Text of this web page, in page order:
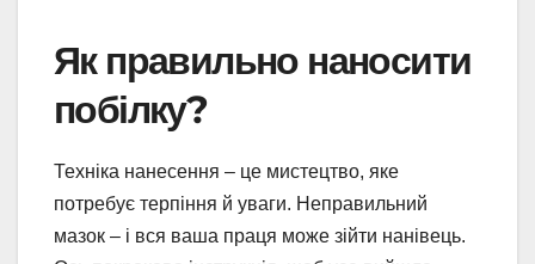
Як правильно наносити
побілку?
Техніка нанесення – це мистецтво, яке
потребує терпіння й уваги. Неправильний
мазок – і вся ваша праця може зійти нанівець.